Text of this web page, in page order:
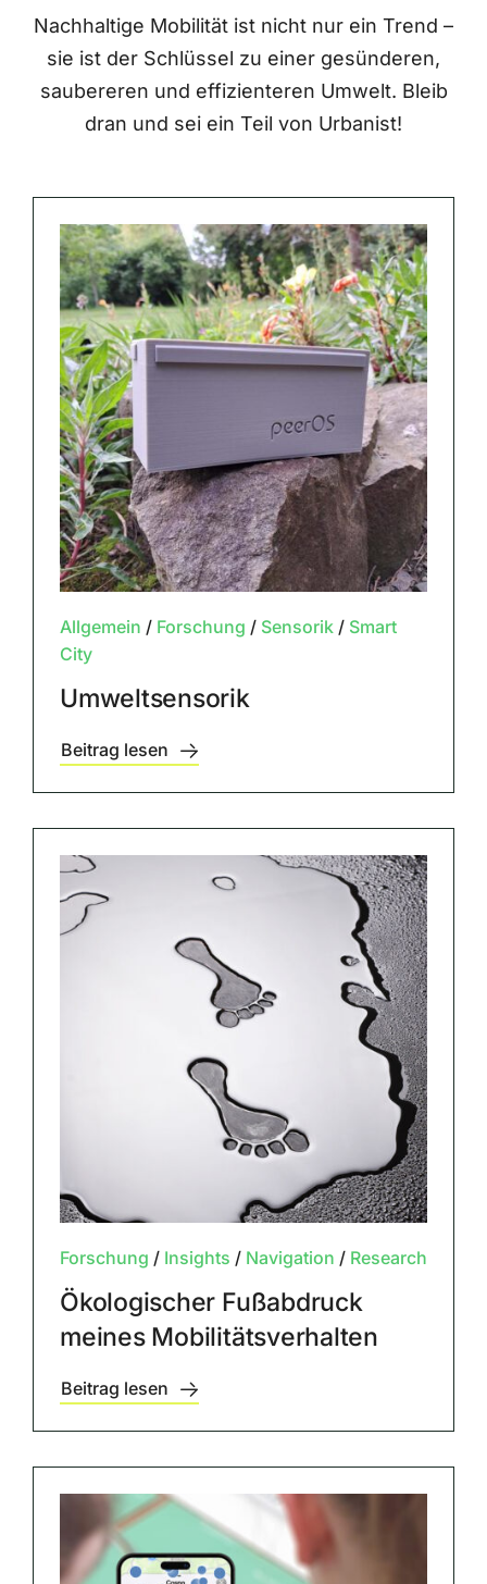
Nachhaltige Mobilität ist nicht nur ein Trend –
sie ist der Schlüssel zu einer gesünderen,
saubereren und effizienteren Umwelt. Bleib
dran und sei ein Teil von Urbanist!
Allgemein / Forschung / Sensorik/ Smart
City
Umweltsensorik
Beitrag lesen
Forschung / Insights / Navigation / Research
Ökologischer Fußabdruck
meines Mobilitätsverhalten
Beitrag lesen